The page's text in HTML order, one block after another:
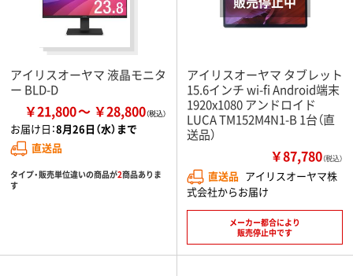
アイリスオーヤマ 液晶モニタ
ー BLD-D
￥21,800 ￥28,800
お届け日：8月26日（水）まで
直送品
タイプ・販売単位違いの商品が2商品ありま
す
アイリスオーヤマ タブレット
15.6インチ wi-fi Android端末
1920x1080 アンドロイド
LUCA TM152M4N1-B 1台（直
送品）
￥87,780（税込）
直送品 アイリスオーヤマ株
式会社からお届け
メーカー都合により
販売停止中です